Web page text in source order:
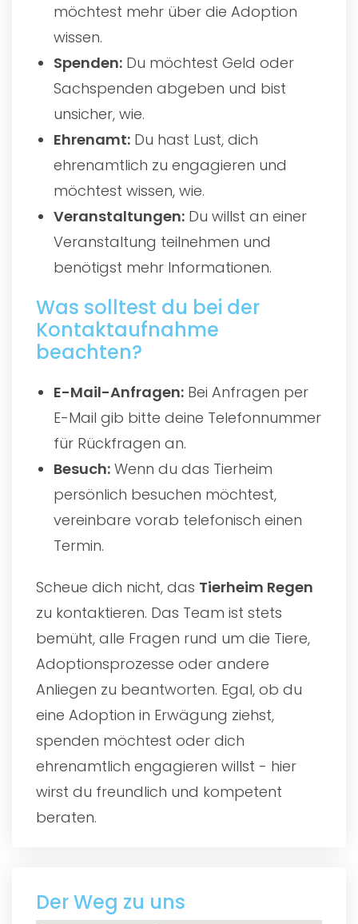
möchtest mehr über die Adoption
wissen.
Spenden: Du möchtest Geld oder
Sachspenden abgeben und bist
unsicher, wie.
Ehrenamt: Du hast Lust, dich
ehrenamtlich zu engagieren und
möchtest wissen, wie.
Veranstaltungen: Du willst an einer
Veranstaltung teilnehmen und
benötigst mehr Informationen.
Was solltest du bei der
Kontaktaufnahme
beachten?
E-Mail-Anfragen: Bei Anfragen per
E-Mail gib bitte deine Telefonnummer
für Rückfragen an.
Besuch: Wenn du das Tierheim
persönlich besuchen möchtest,
vereinbare vorab telefonisch einen
Termin.
Scheue dich nicht, das Tierheim Regen
zu kontaktieren. Das Team ist stets
bemüht, alle Fragen rund um die Tiere,
Adoptionsprozesse oder andere
Anliegen zu beantworten. Egal, ob du
eine Adoption in Erwägung ziehst,
spenden möchtest oder dich
ehrenamtlich engagieren willst - hier
wirst du freundlich und kompetent
beraten.
Der Weg zu uns